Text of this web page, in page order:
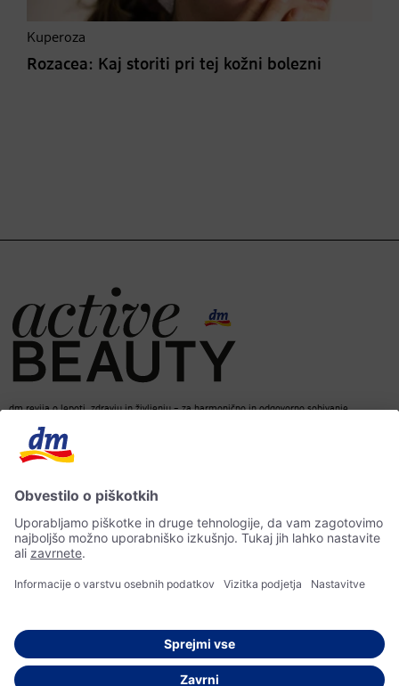
Kuperoza
Rozacea: Kaj storiti pri tej kožni bolezni
dm revija o lepoti, zdravju in življenju – za harmonično in odgovorno sobivanje.
© 2026 dm drogerie markt d.o.o.